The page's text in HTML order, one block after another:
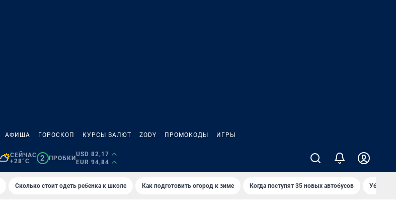
АФИША ГОРОСКОП КУРСЫ ВАЛЮТ ZODY ПРОМОКОДЫ ИГРЫ
СЕЙЧАС
+28°C
2 ПРОБКИ
USD 82,17
EUR 94,84
Сколько стоит одеть ребенка к школе Как подготовить огород к зиме Когда поступят 35 новых автобусов Убийца